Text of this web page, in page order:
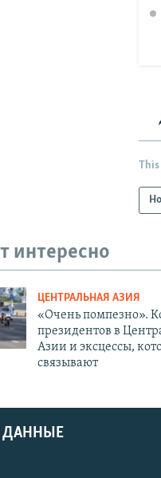
интересно
ЦЕНТРАЛЬНАЯ АЗИЯ
«Очень помпезно».
президентов в
Азии и эксцессы,
связывают